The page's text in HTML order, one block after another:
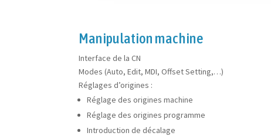
Manipulation machine
Interface de la CN
Modes (Auto, Edit, MDI, Offset Setting,…)
Réglages d’origines :
Réglage des origines machine
Réglage des origines programme
Introduction de décalage